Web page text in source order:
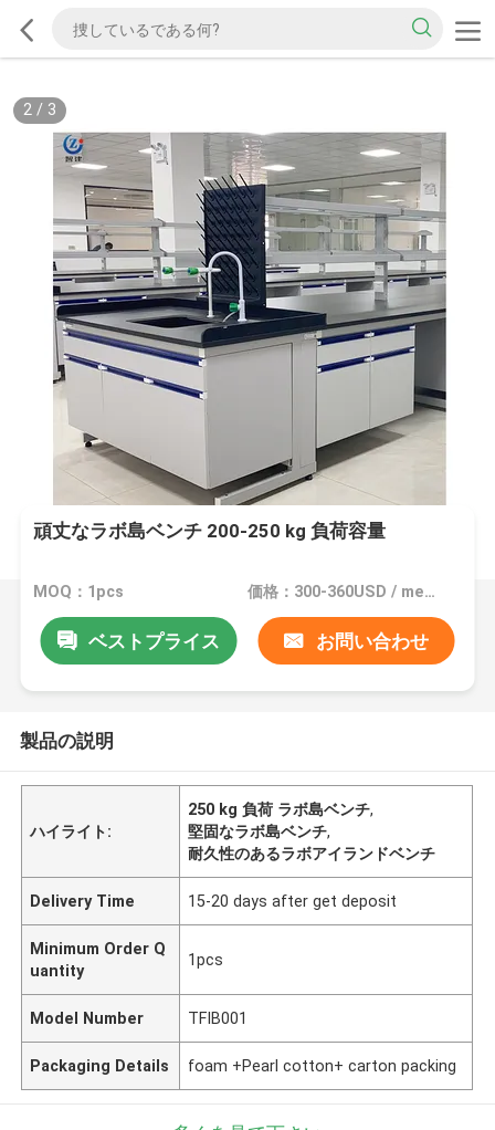
2/ 3
頑丈なラボ島ベンチ 200-250 kg 負荷容量
MOQ：1pcs 価格：300-360USD / meter
ベストプライス お問い合わせ
製品の説明
ハイライト:
250 kg 負荷 ラボ島ベンチ,
堅固なラボ島ベンチ,
耐久性のあるラボアイランドベンチ
Delivery Time 15-20 days after get deposit
Minimum Order Q
uantity
1pcs
Model Number TFIB001
Packaging Details foam +Pearl cotton+ carton packing